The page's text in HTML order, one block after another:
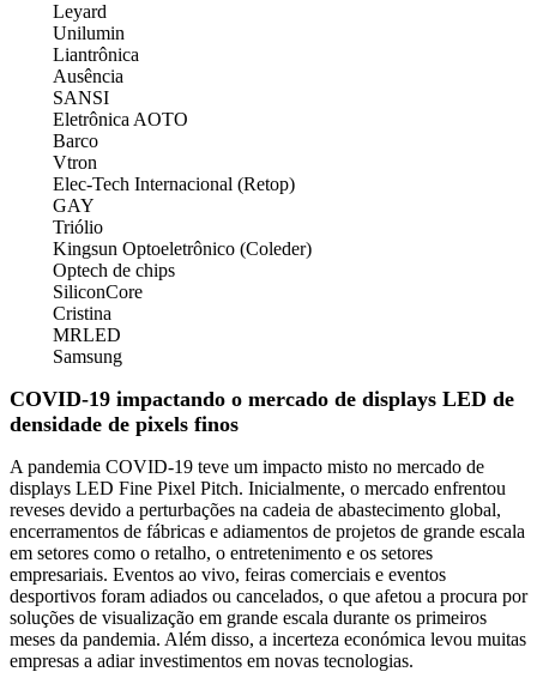
Leyard
Unilumin
Liantrônica
Ausência
SANSI
Eletrônica AOTO
Barco
Vtron
Elec-Tech Internacional (Retop)
GAY
Triólio
Kingsun Optoeletrônico (Coleder)
Optech de chips
SiliconCore
Cristina
MRLED
Samsung
COVID-19 impactando o mercado de displays LED de
densidade de pixels finos
A pandemia COVID-19 teve um impacto misto no mercado de
displays LED Fine Pixel Pitch. Inicialmente, o mercado enfrentou
reveses devido a perturbações na cadeia de abastecimento global,
encerramentos de fábricas e adiamentos de projetos de grande escala
em setores como o retalho, o entretenimento e os setores
empresariais. Eventos ao vivo, feiras comerciais e eventos
desportivos foram adiados ou cancelados, o que afetou a procura por
soluções de visualização em grande escala durante os primeiros
meses da pandemia. Além disso, a incerteza económica levou muitas
empresas a adiar investimentos em novas tecnologias.